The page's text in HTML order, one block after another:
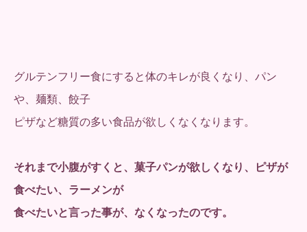
グルテンフリー食にすると体のキレが良くなり、パン
や、麺類、餃子
ピザなど糖質の多い食品が欲しくなくなります。
それまで小腹がすくと、菓子パンが欲しくなり、ピザが
食べたい、ラーメンが
食べたいと言った事が、なくなったのです。